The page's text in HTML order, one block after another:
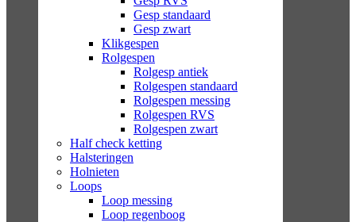
Gesp standaard
Gesp zwart
Klikgespen
Rolgespen
Rolgesp antiek
Rolgespen standaard
Rolgespen messing
Rolgespen RVS
Rolgespen zwart
Half check ketting
Halsteringen
Holnieten
Loops
Loop messing
Loop regenboog